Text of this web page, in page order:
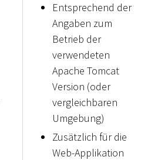
Entsprechend der
Angaben zum
Betrieb der
verwendeten
Apache Tomcat
Version (oder
vergleichbaren
Umgebung)
Zusätzlich für die
Web-Applikation